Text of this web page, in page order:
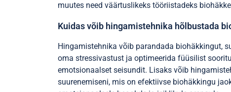
muutes need väärtuslikeks tööriistadeks
Kuidas võib hingamistehnika hõlbustada
Hingamistehnika võib parandada biohäkkingut,
oma stressivastust ja optimeerida füüsilist
emotsionaalset seisundit. Lisaks võib
suurenemiseni, mis on efektiivse biohäkkingu